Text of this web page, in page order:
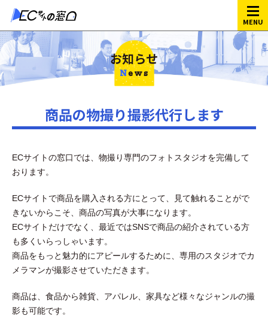
MENU
ECサイトの窓口>
お知らせ
News
商品の物撮り撮影代行します
ECサイトの窓口では、物撮り専門のフォトスタジオを完備して
おります。
ECサイトで商品を購入される方にとって、見て触れることがで
きないからこそ、商品の写真が大事になります。
ECサイトだけでなく、最近ではSNSで商品の紹介されている方
も多くいらっしゃいます。
商品をもっと魅力的にアピールするために、専用のスタジオでカ
メラマンが撮影させていただきます。
商品は、食品から雑貨、アパレル、家具など様々なジャンルの撮
影も可能です。